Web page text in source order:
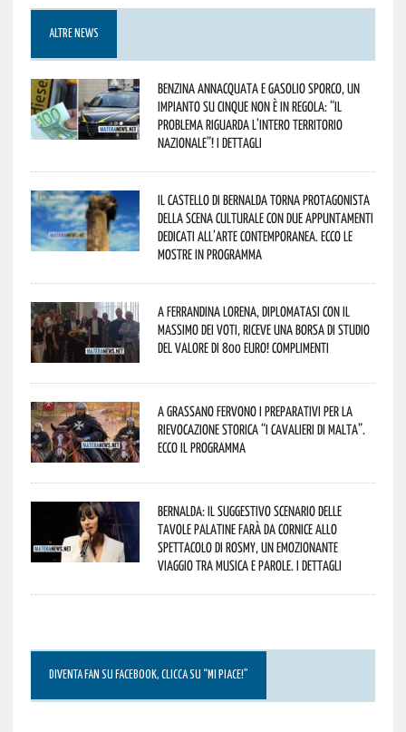
ALTRE NEWS
Benzina annacquata e gasolio sporco, un
impianto su cinque non è in regola: “il
problema riguarda l’intero territorio
Nazionale”! I dettagli
Il Castello di Bernalda torna protagonista
della scena culturale con due appuntamenti
dedicati all’arte contemporanea. Ecco le
mostre in programma
A Ferrandina Lorena, diplomatasi con il
massimo dei voti, riceve una borsa di studio
del valore di 800 euro! Complimenti
A Grassano fervono i preparativi per la
Rievocazione Storica “I CAVALIERI DI MALTA”.
Ecco il programma
Bernalda: il suggestivo scenario delle
Tavole Palatine farà da cornice allo
spettacolo di Rosmy, un emozionante
viaggio tra musica e parole. I dettagli
DIVENTA FAN SU FACEBOOK, CLICCA SU “MI PIACE!”